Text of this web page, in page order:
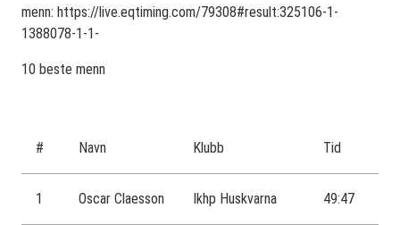
menn: https://live.eqtiming.com/79308#result:325106-1-
1388078-1-1-
10 beste menn
# Navn Klubb Tid
1 Oscar Claesson Ikhp Huskvarna 49:47